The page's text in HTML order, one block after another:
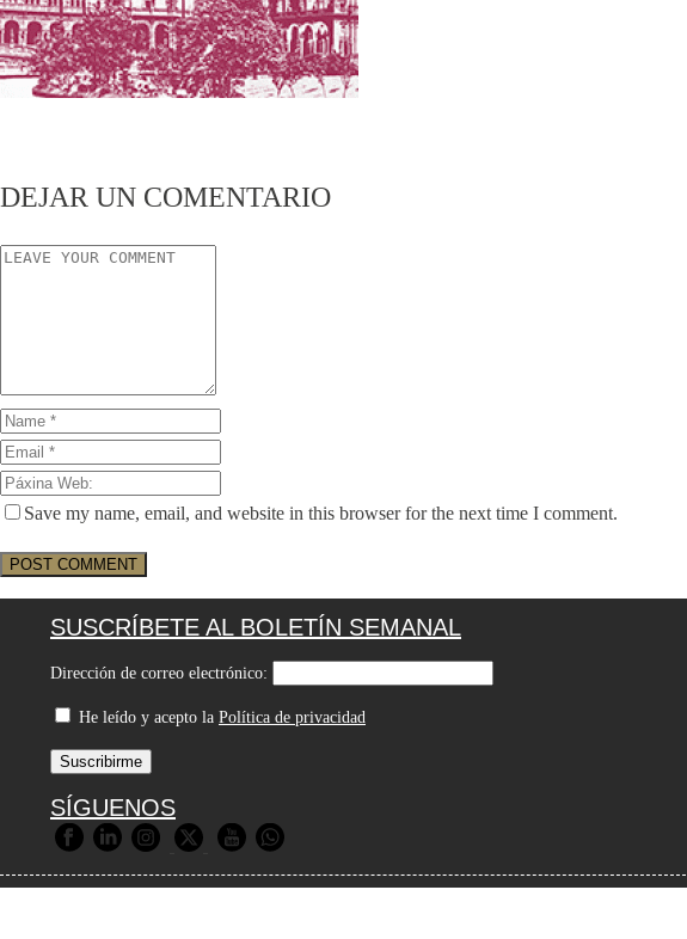
DEJAR UN COMENTARIO
Save my name, email, and website in this browser for the next time I comment.
SUSCRÍBETE AL BOLETÍN SEMANAL
Dirección de correo electrónico:
He leído y acepto la Política de privacidad
SÍGUENOS